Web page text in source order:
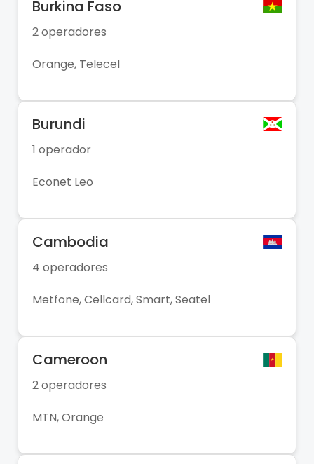
Burkina Faso
2 operadores
Orange, Telecel
Burundi
1 operador
Econet Leo
Cambodia
4 operadores
Metfone, Cellcard, Smart, Seatel
Cameroon
2 operadores
MTN, Orange